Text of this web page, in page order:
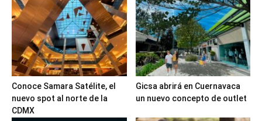
Conoce Samara Satélite, el
nuevo spot al norte de la
CDMX
Gicsa abrirá en Cuernavaca
un nuevo concepto de outlet